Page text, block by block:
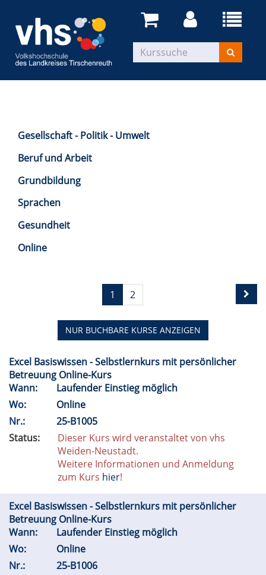
Gesellschaft - Politik - Umwelt
Beruf und Arbeit
Grundbildung
Sprachen
Gesundheit
Online
1 2
NUR BUCHBARE KURSE ANZEIGEN
Excel Basiswissen - Selbstlernkurs mit persönlicher
Betreuung Online-Kurs
Wann:
Laufender Einstieg möglich
Wo:
Online
Nr.:
25-B1005
Status:
Dieser Kurs wird veranstaltet von vhs
Weiden-Neustadt.
Weitere Informationen und Anmeldung
zum Kurs hier!
Excel Basiswissen - Selbstlernkurs mit persönlicher
Betreuung Online-Kurs
Wann:
Laufender Einstieg möglich
Wo:
Online
Nr.:
25-B1006